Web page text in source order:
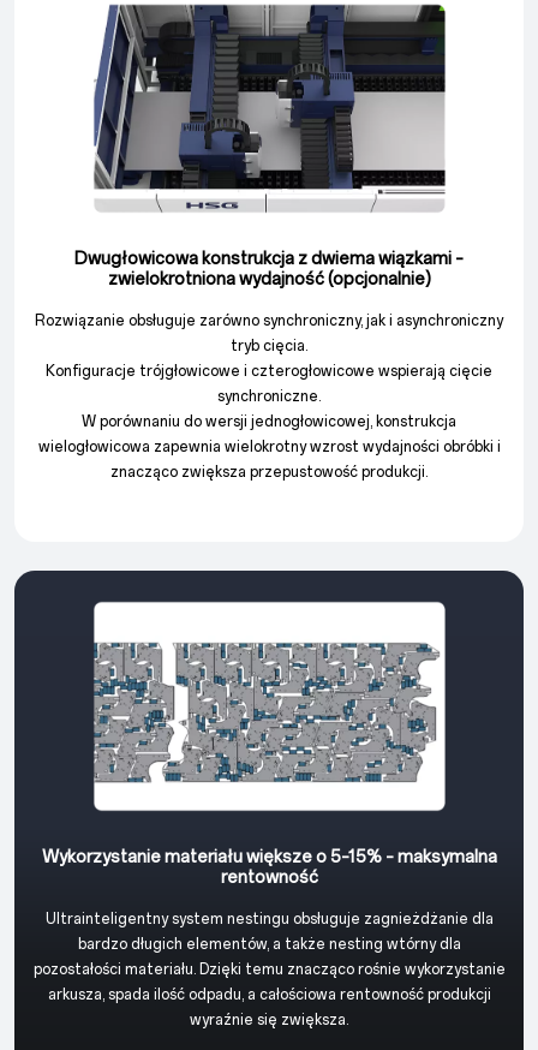
Dwugłowicowa konstrukcja z dwiema wiązkami –
zwielokrotniona wydajność (opcjonalnie)
Rozwiązanie obsługuje zarówno synchroniczny, jak i asynchroniczny
tryb cięcia.
Konfiguracje trójgłowicowe i czterogłowicowe wspierają cięcie
synchroniczne.
W porównaniu do wersji jednogłowicowej, konstrukcja
wielogłowicowa zapewnia wielokrotny wzrost wydajności obróbki i
znacząco zwiększa przepustowość produkcji.
Wykorzystanie materiału większe o 5–15% – maksymalna
rentowność
Ultrainteligentny system nestingu obsługuje zagnieżdżanie dla
bardzo długich elementów, a także nesting wtórny dla
pozostałości materiału. Dzięki temu znacząco rośnie wykorzystanie
arkusza, spada ilość odpadu, a całościowa rentowność produkcji
wyraźnie się zwiększa.